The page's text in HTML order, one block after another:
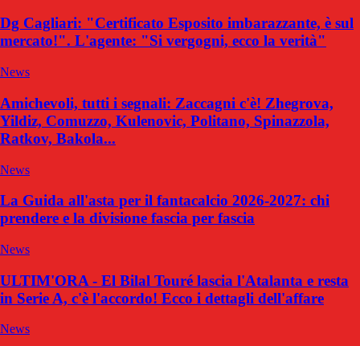
Dg Cagliari: "Certificato Esposito imbarazzante, è sul
mercato!". L'agente: "Si vergogni, ecco la verità"
News
Amichevoli, tutti i segnali: Zaccagni c'è! Zhegrova,
Yildiz, Comuzzo, Kulenovic, Politano, Spinazzola,
Ratkov, Bakola...
News
La Guida all'asta per il fantacalcio 2026-2027: chi
prendere e la divisione fascia per fascia
News
ULTIM'ORA - El Bilal Touré lascia l'Atalanta e resta
in Serie A, c'è l'accordo! Ecco i dettagli dell'affare
News